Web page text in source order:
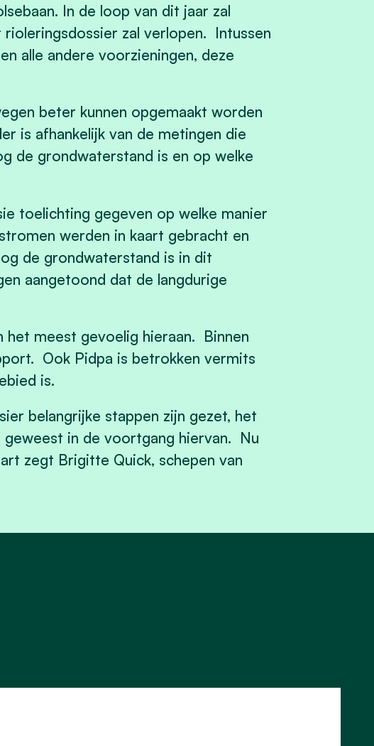
In de loop van dit jaar zal
zal verlopen. Intussen
alle andere voorzieningen, deze
beter kunnen opgemaakt worden
is afhankelijk van de metingen die
de grondwaterstand is en op welke
toelichting gegeven op welke manier
werden in kaart gebracht en
de grondwaterstand is in dit
aangetoond dat de langdurige
het meest gevoelig hieraan. Binnen
Ook Pidpa is betrokken vermits
is.
belangrijke stappen zijn gezet, het
in de voortgang hiervan. Nu
zegt Brigitte Quick, schepen van